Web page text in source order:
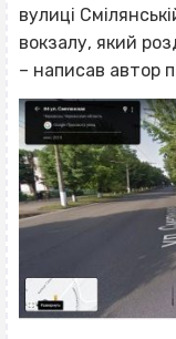
вулиці
вокзалу, який
– написав автор